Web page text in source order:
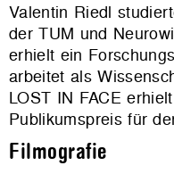
Valentin Riedl
der TUM und
erhielt ein
arbeitet als
LOST IN FACE
Publikumspreis für
Filmografie